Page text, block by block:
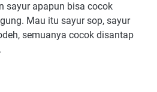
ѕауur арарun bіѕа сосоk
Mau itu sayur sop, sayur
semuanya cocok disantap